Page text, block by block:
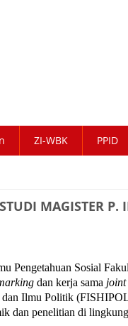
ZI-WBK PPID
MAGISTER P.
Pengetahuan Sosial
dan kerja sama joint
Ilmu Politik
dan penelitian di